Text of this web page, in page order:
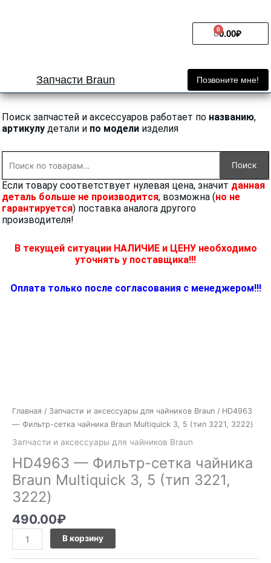
0.00₽
0
Cart
Запчасти Braun Позвоните мне!
Поиск запчастей и аксессуаров работает по названию,
артикулу детали и по модели изделия
Поиск
Если товару соответствует нулевая цена, значит данная
деталь больше не производится, возможна (но не
гарантируется) поставка аналога другого
производителя!
В текущей ситуации НАЛИЧИЕ и ЦЕНУ необходимо
уточнять у поставщика!!!
Оплата только после согласования с менеджером!!!
Главная / Запчасти и аксессуары для чайников Braun / HD4963
— Фильтр-сетка чайника Braun Multiquick 3, 5 (тип 3221, 3222)
Запчасти и аксессуары для чайников Braun
HD4963 — Фильтр-сетка чайника
Braun Multiquick 3, 5 (тип 3221,
3222)
490.00₽
-
Фильтр-
чайника
Braun
Multiquick
3,
5
(тип
3221,
3222)
В корзину